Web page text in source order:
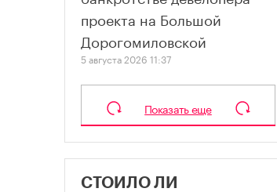
проекта на Большой
Дорогомиловской
5 августа 2026 11:37
Показать еще
СТОИЛО ЛИ